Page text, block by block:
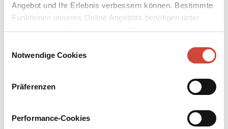
Angebot und Ihr Erlebnis verbessern können. Bestimmte
Funktionen unseres Online Angebots benötigen unter
Umständen die Verwendung von Cookies von
Notwendige Cookies
Präferenzen
Performance-Cookies
Published by Diogenes as
Berlin, 1943: At Plötzensee, 20-year-old Liane Berkovitz is
dictatorship have made her into a resistance fighter with the
Schulze-Boysen group. Decades later, an elderly woman is walking